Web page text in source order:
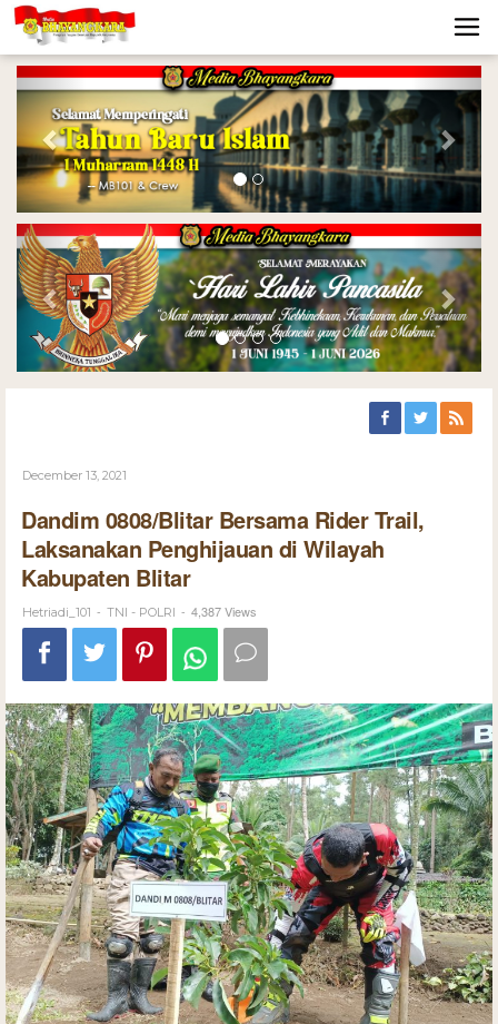
Previous Next
Previous Next
December 13, 2021
Dandim 0808/Blitar Bersama Rider Trail,
Laksanakan Penghijauan di Wilayah
Kabupaten Blitar
Hetriadi_101 - TNI - POLRI - 4,387 Views